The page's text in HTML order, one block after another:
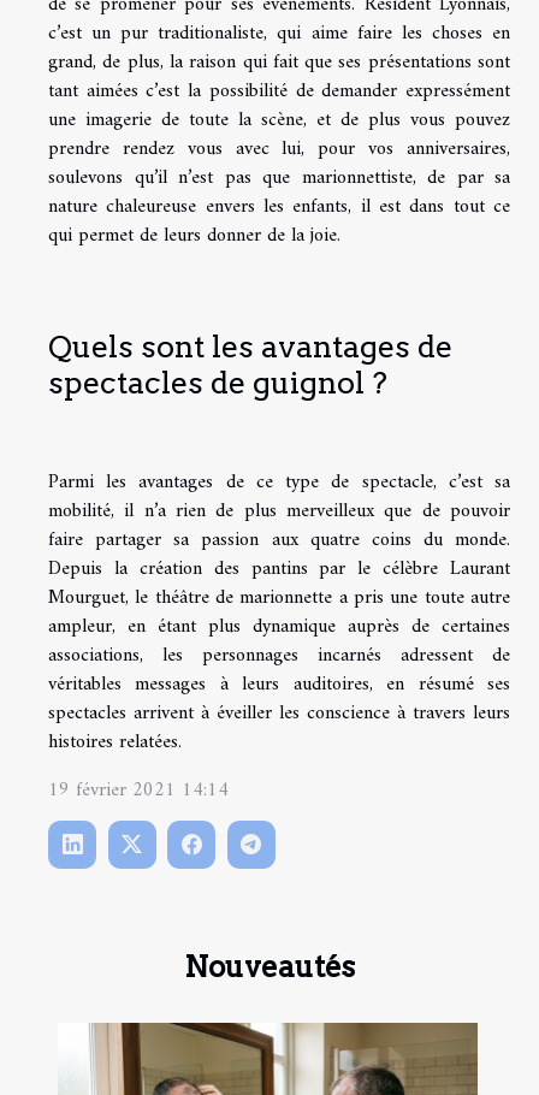
Nouveautés
c’est un pur traditionaliste, qui aime faire les choses en
grand, de plus, la raison qui fait que ses présentations sont
tant aimées c’est la possibilité de demander expressément
une imagerie de toute la scène, et de plus vous pouvez
prendre rendez vous avec lui, pour vos anniversaires,
soulevons qu’il n’est pas que marionnettiste, de par sa
nature chaleureuse envers les enfants, il est dans tout ce
qui permet de leurs donner de la joie.
Quels sont les avantages de
spectacles de guignol ?
Parmi les avantages de ce type de spectacle, c’est sa
mobilité, il n’a rien de plus merveilleux que de pouvoir
faire partager sa passion aux quatre coins du monde.
Depuis la création des pantins par le célèbre Laurant
Mourguet, le théâtre de marionnette a pris une toute autre
ampleur, en étant plus dynamique auprès de certaines
associations, les personnages incarnés adressent de
véritables messages à leurs auditoires, en résumé ses
spectacles arrivent à éveiller les conscience à travers leurs
histoires relatées.
19 février 2021 14:14